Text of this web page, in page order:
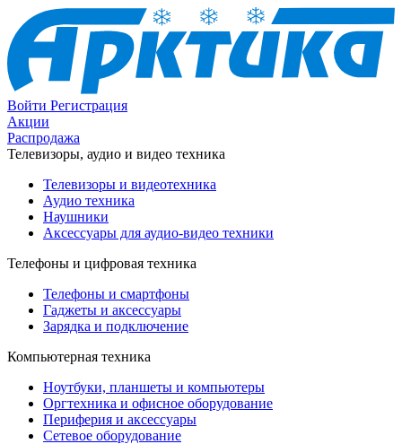
Войти Регистрация
Акции
Распродажа
Телевизоры, аудио и видео техника
Телевизоры и видеотехника
Аудио техника
Наушники
Аксессуары для аудио-видео техники
Телефоны и цифровая техника
Телефоны и смартфоны
Гаджеты и аксессуары
Зарядка и подключение
Компьютерная техника
Ноутбуки, планшеты и компьютеры
Оргтехника и офисное оборудование
Периферия и аксессуары
Cетевое оборудование